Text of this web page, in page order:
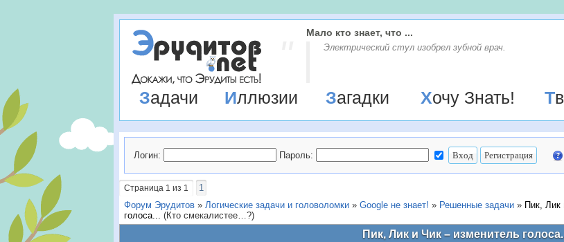
Мало кто знает, что ...
Электрический стул изобрел зубной врач.
Задачи Иллюзии Загадки Хочу Знать!
Логин: Пароль:
Страница 1 из 1
1
Форум Эрудитов » Логические задачи и головоломки » Google не знает! » Решенные задачи » Пик, Лик
голоса... (Кто смекалистее…?)
Пик, Лик и Чик – изменитель